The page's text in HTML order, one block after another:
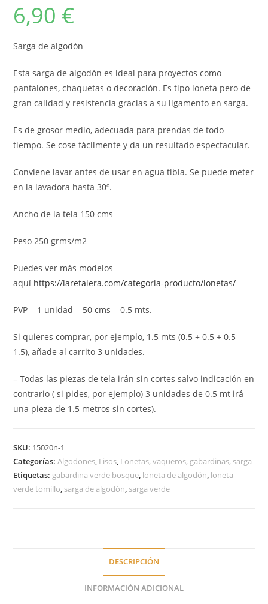
6,90 €
Sarga de algodón
Esta sarga de algodón es ideal para proyectos como
pantalones, chaquetas o decoración. Es tipo loneta pero de
gran calidad y resistencia gracias a su ligamento en sarga.
Es de grosor medio, adecuada para prendas de todo
tiempo. Se cose fácilmente y da un resultado espectacular.
Conviene lavar antes de usar en agua tibia. Se puede meter
en la lavadora hasta 30º.
Ancho de la tela 150 cms
Peso 250 grms/m2
Puedes ver más modelos
aquí https://laretalera.com/categoria-producto/lonetas/
PVP = 1 unidad = 50 cms = 0.5 mts.
Si quieres comprar, por ejemplo, 1.5 mts (0.5 + 0.5 + 0.5 =
1.5), añade al carrito 3 unidades.
– Todas las piezas de tela irán sin cortes salvo indicación en
contrario ( si pides, por ejemplo) 3 unidades de 0.5 mt irá
una pieza de 1.5 metros sin cortes).
SKU: 15020n-1
Categorías:Algodones, Lisos, Lonetas, vaqueros, gabardinas, sarga
Etiquetas: gabardina verde bosque, loneta de algodón, loneta
verde tomillo, sarga de algodón, sarga verde
DESCRIPCIÓN
INFORMACIÓN ADICIONAL